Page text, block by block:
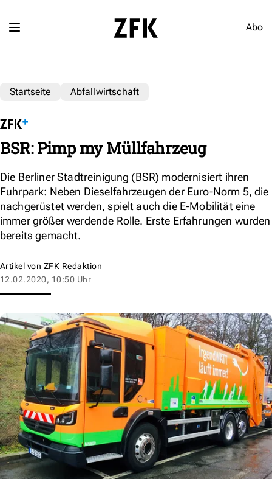
Abo
Startseite Abfallwirtschaft
BSR: Pimp my Müllfahrzeug
Die Berliner Stadtreinigung (BSR) modernisiert ihren
Fuhrpark: Neben Dieselfahrzeugen der Euro-Norm 5, die
nachgerüstet werden, spielt auch die E-Mobilität eine
immer größer werdende Rolle. Erste Erfahrungen wurden
bereits gemacht.
Artikel von ZFK Redaktion
12.02.2020, 10:50 Uhr